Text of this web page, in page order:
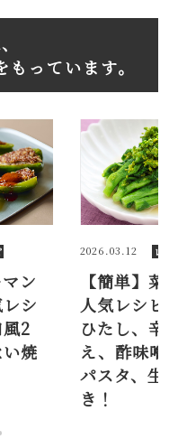
っています。
の
。お
、
2026.05.18 レシ
【稲田シェ
気カレーう
単レシピ2
風、キーマ
具と出汁に
り！